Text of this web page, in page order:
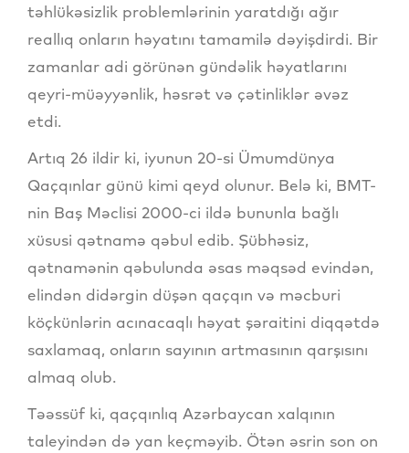
təhlükəsizlik problemlərinin yaratdığı ağır
reallıq onların həyatını tamamilə dəyişdirdi. Bir
zamanlar adi görünən gündəlik həyatlarını
qeyri-müəyyənlik, həsrət və çətinliklər əvəz
etdi.
Artıq 26 ildir ki, iyunun 20-si Ümumdünya
Qaçqınlar günü kimi qeyd olunur. Belə ki, BMT-
nin Baş Məclisi 2000-ci ildə bununla bağlı
xüsusi qətnamə qəbul edib. Şübhəsiz,
qətnamənin qəbulunda əsas məqsəd evindən,
elindən didərgin düşən qaçqın və məcburi
köçkünlərin acınacaqlı həyat şəraitini diqqətdə
saxlamaq, onların sayının artmasının qarşısını
almaq olub.
Təəssüf ki, qaçqınlıq Azərbaycan xalqının
taleyindən də yan keçməyib. Ötən əsrin son on